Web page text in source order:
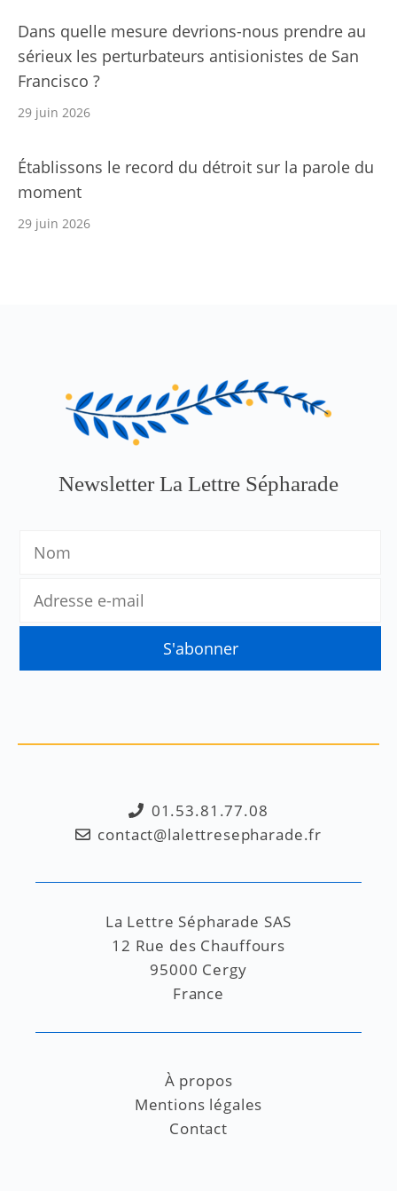
Dans quelle mesure devrions-nous prendre au
sérieux les perturbateurs antisionistes de San
Francisco ?
29 juin 2026
Établissons le record du détroit sur la parole du
moment
29 juin 2026
Newsletter La Lettre Sépharade
01.53.81.77.08
contact@lalettresepharade.fr
La Lettre Sépharade SAS
12 Rue des Chauffours
95000 Cergy
France
À propos
Mentions légales
Contact